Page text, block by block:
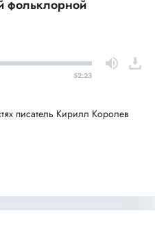
фольклорной
52:23
писатель Кирилл Королев